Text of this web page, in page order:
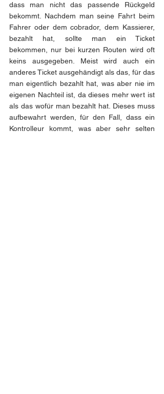
dass man nicht das passende Rückgeld
bekommt. Nachdem man seine Fahrt beim
Fahrer oder dem cobrador, dem Kassierer,
bezahlt hat, sollte man ein Ticket
bekommen, nur bei kurzen Routen wird oft
keins ausgegeben. Meist wird auch ein
anderes Ticket ausgehändigt als das, für das
man eigentlich bezahlt hat, was aber nie im
eigenen Nachteil ist, da dieses mehr wert ist
als das wofür man bezahlt hat. Dieses muss
aufbewahrt werden, für den Fall, dass ein
Kontrolleur kommt, was aber sehr selten